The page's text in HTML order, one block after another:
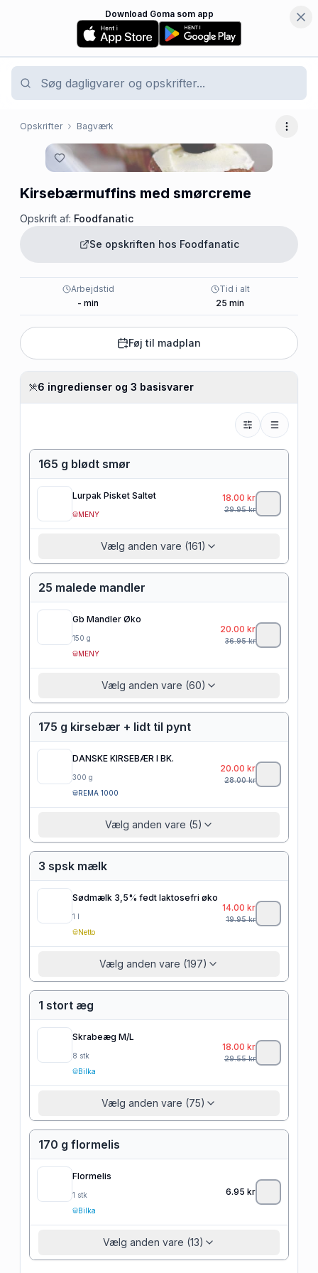
Download Goma som app
Opskrifter Bagværk Flere
Kirsebærmuffins med smørcreme
Opskrift af: Foodfanatic
Se opskriften hos Foodfanatic
Arbejdstid
- min
Tid i alt
25 min
Føj til madplan
6 ingredienser og 3 basisvarer
165 g blødt smør
Lurpak Pisket Saltet
MENY
18.00 kr
29.95kr
Vælg anden vare (161)
25 malede mandler
Gb Mandler Øko
150 g
MENY
20.00 kr
36.95kr
Vælg anden vare (60)
175 g kirsebær + lidt til pynt
DANSKE KIRSEBÆR I BK.
300 g
REMA 1000
20.00 kr
28.00kr
Vælg anden vare (5)
3 spsk mælk
Sødmælk 3,5% fedt laktosefri øko
1 l
Netto
14.00 kr
19.95kr
Vælg anden vare (197)
1 stort æg
Skrabeæg M/L
8 stk
Bilka
18.00 kr
29.55kr
Vælg anden vare (75)
170 g flormelis
Flormelis
1 stk
Bilka
6.95 kr
Vælg anden vare (13)